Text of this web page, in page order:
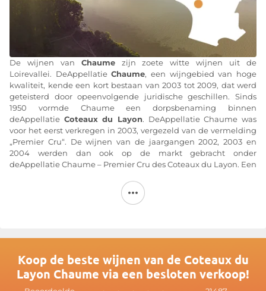
De wijnen van Chaumezijn zoete witte wijnen uit de
Loirevallei. DeAppellatieChaume, een wijngebied van hoge
kwaliteit, kende een kort bestaan van 2003 tot 2009, dat werd
geteisterd door opeenvolgende juridische geschillen. Sinds
1950 vormde Chaume een dorpsbenaming binnen
deAppellatie Coteaux du Layon. DeAppellatie Chaume was
voor het eerst verkregen in 2003, vergezeld van de vermelding
„Premier Cru“. De wijnen van de jaargangen 2002, 2003 en
2004 werden dan ook op de markt gebracht onder
deAppellatie Chaume – Premier Cru des Coteaux du Layon. Een
erkenning nietig verklaard op grond dat de vermelding
„Premier Cru” de indruk wekte van een hiërarchie ten opzichte
maart 2009 heeft de Raad van State de AOC echter opnieuw
nietig verklaard, met het argument dat deze de bekendheid
van de AOC Quarts-de-Chaume zou ondermijnen. Sinds de
Jaargang 2009 worden de wijnen opnieuw geproduceerd
Koop de beste wijnen van de Coteaux du
Layon Chaume via een besloten verkoop!